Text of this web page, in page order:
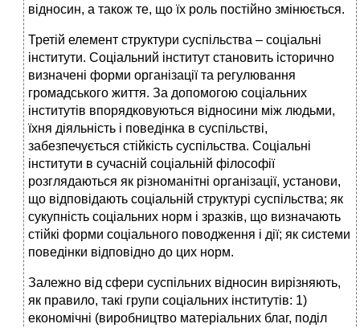
відносин, а також те, що їх роль постійно змінюється.
Третій елемент структури суспільства – соціальні
інститути. Соціальний інститут становить історично
визначені форми організації та регулювання
громадського життя. За допомогою соціальних
інститутів впорядковуються відносини між людьми,
їхня діяльність і поведінка в суспільстві,
забезпечується стійкість суспільства. Соціальні
інститути в сучасній соціальній філософії
розглядаються як різноманітні організації, установи,
що відповідають соціальній структурі суспільства; як
сукупність соціальних норм і зразків, що визначають
стійкі форми соціального поводження і дії; як системи
поведінки відповідно до цих норм.
Залежно від сфери суспільних відносин вирізняють,
як правило, такі групи соціальних інститутів: 1)
економічні (виробництво матеріальних благ, поділ